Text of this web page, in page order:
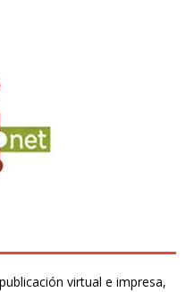
virtual e impresa,